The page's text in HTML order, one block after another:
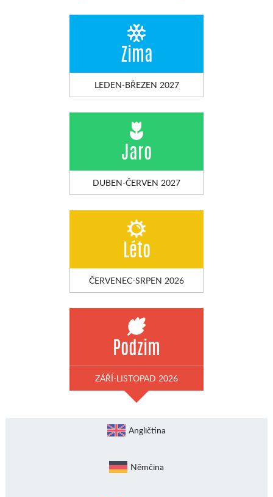
Zima
LEDEN-BŘEZEN 2027
Jaro
DUBEN-ČERVEN 2027
Léto
ČERVENEC-SRPEN 2026
Podzim
ZÁŘÍ-LISTOPAD 2026
Angličtina
Němčina